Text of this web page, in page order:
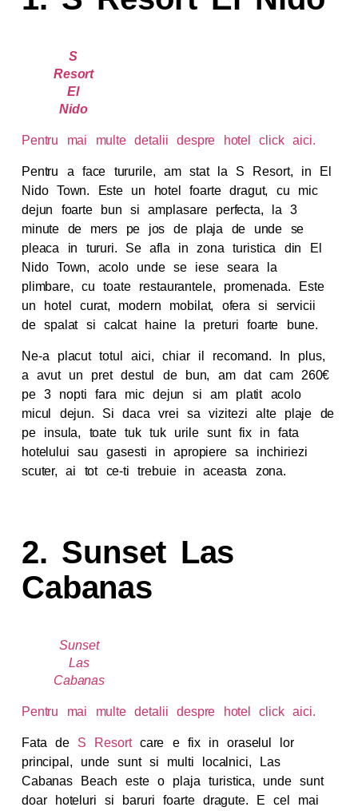
S
Resort
El
Nido
Pentru mai multe detalii despre hotel click aici.
Pentru a face tururile, am stat la S Resort, in El
Nido Town. Este un hotel foarte dragut, cu mic
dejun foarte bun si amplasare perfecta, la 3
minute de mers pe jos de plaja de unde se
pleaca in tururi. Se afla in zona turistica din El
Nido Town, acolo unde se iese seara la
plimbare, cu toate restaurantele, promenada. Este
un hotel curat, modern mobilat, ofera si servicii
de spalat si calcat haine la preturi foarte bune.
Ne-a placut totul aici, chiar il recomand. In plus,
a avut un pret destul de bun, am dat cam 260€
pe 3 nopti fara mic dejun si am platit acolo
micul dejun. Si daca vrei sa vizitezi alte plaje de
pe insula, toate tuk tuk urile sunt fix in fata
hotelului sau gasesti in apropiere sa inchiriezi
scuter, ai tot ce-ti trebuie in aceasta zona.
2. Sunset Las
Cabanas
Sunset
Las
Cabanas
Pentru mai multe detalii despre hotel click aici.
Fata de S Resortcare e fix in oraselul lor
principal, unde sunt si multi localnici, Las
Cabanas Beach este o plaja turistica, unde sunt
doar hoteluri si baruri foarte dragute. E cel mai